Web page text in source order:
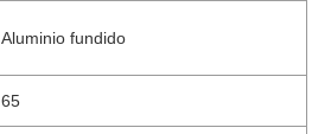
Aluminio fundido
65